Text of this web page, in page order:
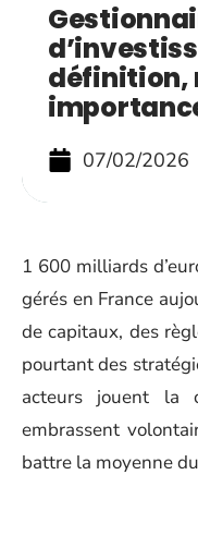
définition,
07/02/2026
1 600 milliards
gérés en France
de capitaux, des
pourtant des
acteurs jouent la
embrassent
battre la moyenne